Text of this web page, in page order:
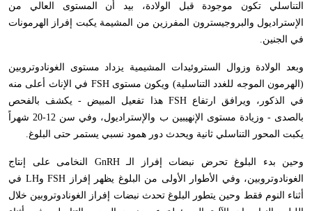
التناسلي تكون موجودة قبل الولادة، بيد أن المستوى العالي من
الإستراديول والبروجيسترون المفرزين من المشيمة يكبت إفراز الهرمونات
في الجنين.
وبعد الولادة وزوال الستروئيدات المشيمية يزداد مستوى الغونادوتروبين
(الهرمون الموجه للغدد التناسلية) ويكون مستوىFSH في الإناث أعلى منه
في الذكور، ويرافق ارتفاعFSH هذا تفعيل المبيض - يكشف بالفحص
بالصدى - وزيادة مستوى الإنهيبين ب والإستراديول، وفي سن 12-20 شهراً
يكبت المحور التناسلي ثانية ويحدث دور همود نسبي يستمر حتى البلوغ.
وحين بدء البلوغ تحرض نبضات إفراز الـGnRH النخامى على إنتاج
الغونادوتروبين، وفي الأطوار الأولى من البلوغ يظهر إفراز FSH وLH في
أثناء النوم فقط وحين يتطور البلوغ تحدث نبضات إفراز الغونادوتروبين خلال